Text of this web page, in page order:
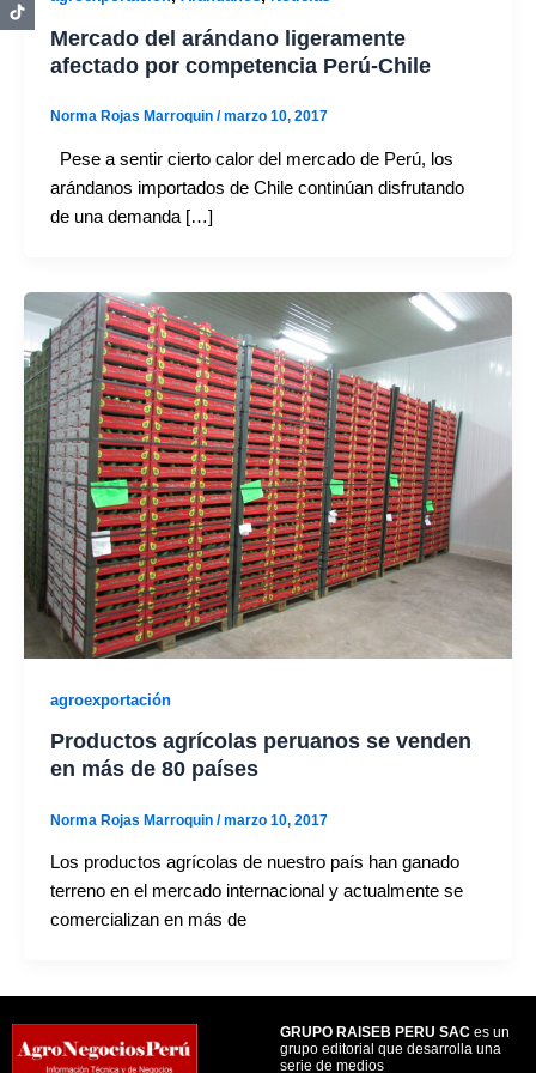
Mercado del arándano ligeramente
afectado por competencia Perú-Chile
Norma Rojas Marroquin /marzo 10, 2017
Pese a sentir cierto calor del mercado de Perú, los
arándanos importados de Chile continúan disfrutando
de una demanda […]
agroexportación
Productos agrícolas peruanos se venden
en más de 80 países
Norma Rojas Marroquin /marzo 10, 2017
Los productos agrícolas de nuestro país han ganado
terreno en el mercado internacional y actualmente se
comercializan en más de
GRUPO RAISEB PERU SAC es un
grupo editorial que desarrolla una
serie de medios